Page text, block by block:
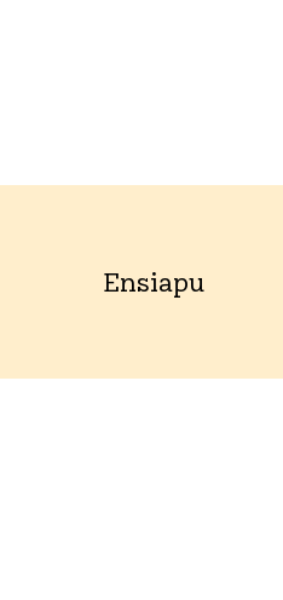
Ensiapu